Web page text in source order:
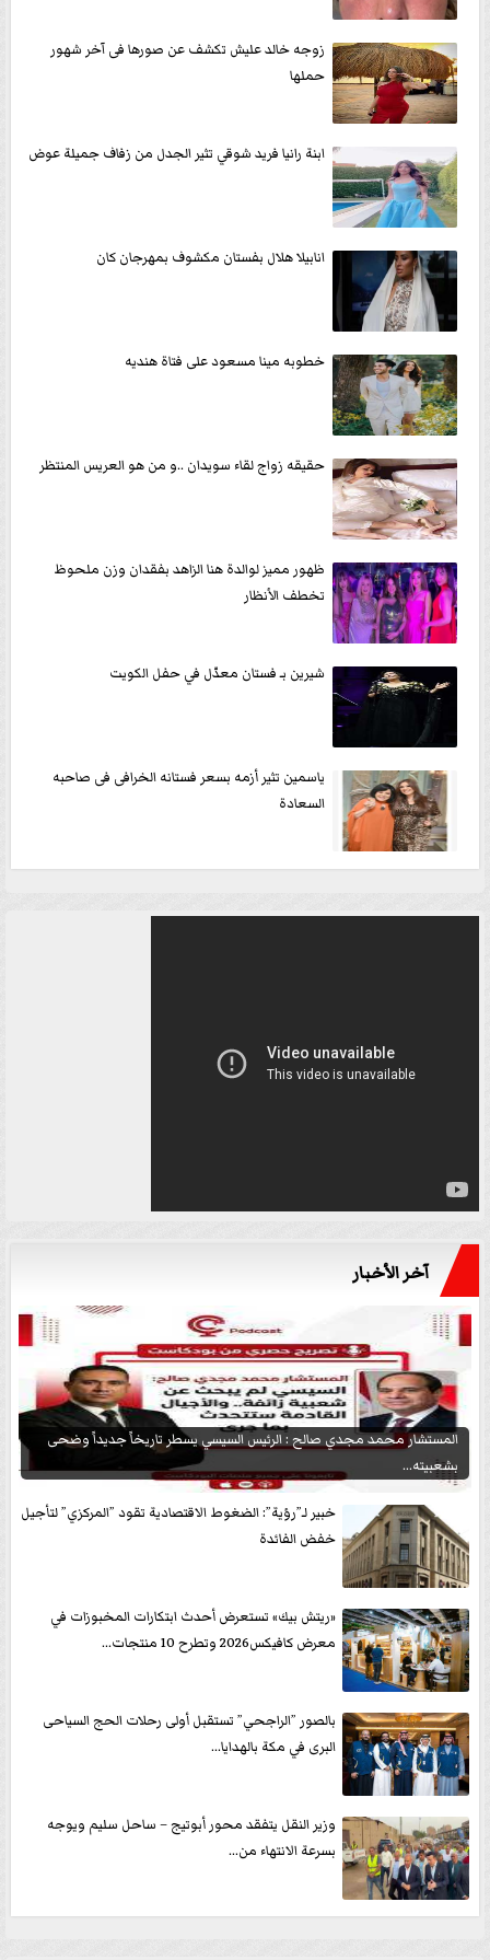
زوجه خالد عليش تكشف عن صورها فى آخر شهور
حملها
ابنة رانيا فريد شوقي تثير الجدل من زفاف جميلة عوض
انابيلا هلال بفستان مكشوف بمهرجان كان
خطوبه مينا مسعود على فتاة هنديه
حقيقه زواج لقاء سويدان ..و من هو العريس المنتظر
ظهور مميز لوالدة هنا الزاهد بفقدان وزن ملحوظ
تخطف الأنظار
شيرين بـ فستان معدّل في حفل الكويت
ياسمين تثير أزمه بسعر فستانه الخرافى فى صاحبه
السعادة
آخر الأخبار
المستشار محمد مجدي صالح : الرئيس السيسي يسطر تاريخاً جديداً وضحى
بشعبيته...
خبير لـ”رؤية”: الضغوط الاقتصادية تقود ”المركزي” لتأجيل
خفض الفائدة
«ريتش بيك» تستعرض أحدث ابتكارات المخبوزات في
معرض كافيكس2026 وتطرح 10 منتجات...
بالصور ”الراجحي” تستقبل أولى رحلات الحج السياحى
البرى في مكة بالهدايا...
وزير النقل يتفقد محور أبوتيج – ساحل سليم ويوجه
بسرعة الانتهاء من...